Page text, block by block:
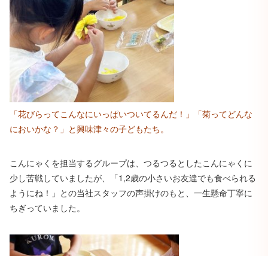
「花びらってこんなにいっぱいついてるんだ！」「菊ってどんな
においかな？」と興味津々の子どもたち。
こんにゃくを担当するグループは、つるつるとしたこんにゃくに
少し苦戦していましたが、「1,2歳の小さいお友達でも食べられる
ようにね！」との当社スタッフの声掛けのもと、一生懸命丁寧に
ちぎっていました。